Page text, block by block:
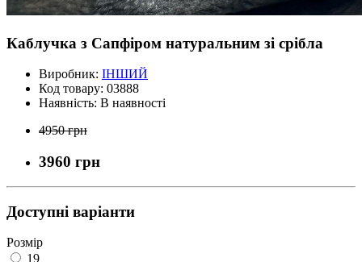
Каблучка з Сапфіром натуральним зі срібла
Виробник: ІНШИЙ
Код товару: 03888
Наявність: В наявності
4950 грн
3960 грн
Доступні варіанти
Розмiр
19